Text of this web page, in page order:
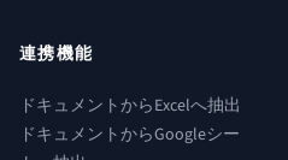
連携機能
ドキュメントからExcelへ抽出
ドキュメントからGoogleシー